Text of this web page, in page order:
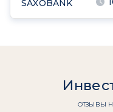
SAXOBANK
ОТЗЫВЫ